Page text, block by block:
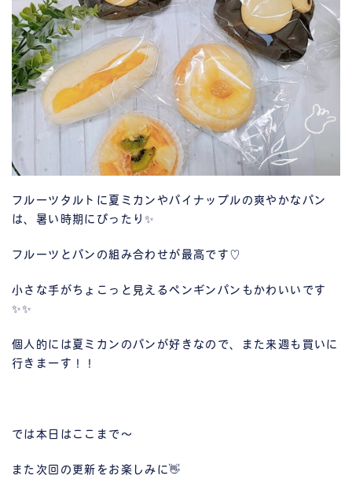
フルーツタルトに夏ミカンやパイナップルの爽やかなパン
は、暑い時期にぴったり✨
フルーツとパンの組み合わせが最高です♡
小さな手がちょこっと見えるペンギンパンもかわいいです
✨✨
個人的には夏ミカンのパンが好きなので、また来週も買いに
行きまーす！！
では本日はここまで～
また次回の更新をお楽しみに👋